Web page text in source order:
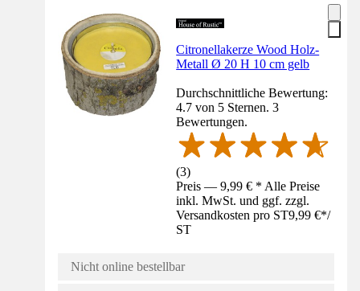
Citronellakerze Wood Holz-
Metall Ø 20 H 10 cm gelb
Durchschnittliche Bewertung:
4.7 von 5 Sternen. 3
Bewertungen.
(3)
Preis — 9,99 € * Alle Preise
inkl. MwSt. und ggf. zzgl.
Versandkosten pro ST9,99 €*/
ST
Nicht online bestellbar